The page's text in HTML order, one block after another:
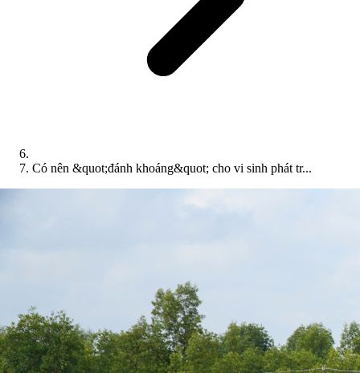
Có nên &quot;đánh khoáng&quot; cho vi sinh phát tr...